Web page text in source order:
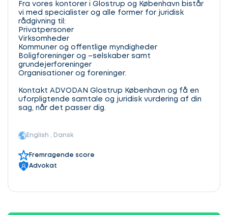
Fra vores kontorer i Glostrup og København bistår
vi med specialister og alle former for juridisk
rådgivning til:
Privatpersoner
Virksomheder
Kommuner og offentlige myndigheder
Boligforeninger og –selskaber samt
grundejerforeninger
Organisationer og foreninger.
Kontakt ADVODAN Glostrup København og få en
uforpligtende samtale og juridisk vurdering af din
sag, når det passer dig.
English , Dansk
Fremragende score
Advokat